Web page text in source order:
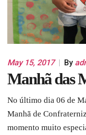
May 15, 2017 | By
Manhã das
No último dia 06 de
Manhã de
momento muito